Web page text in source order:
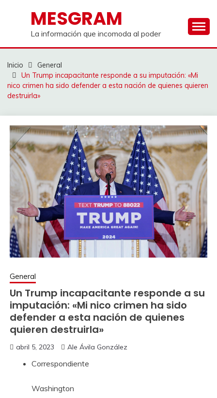
contenidoMESGRAM
La información que incomoda al poder
Inicio
General
Un Trump incapacitante responde a su imputación: «Mi
nico crimen ha sido defender a esta nación de quienes quieren
destruirla»
General
Un Trump incapacitante responde a su
imputación: «Mi nico crimen ha sido
defender a esta nación de quienes
quieren destruirla»
abril 5, 2023 Ale Ávila González
Correspondiente
Washington